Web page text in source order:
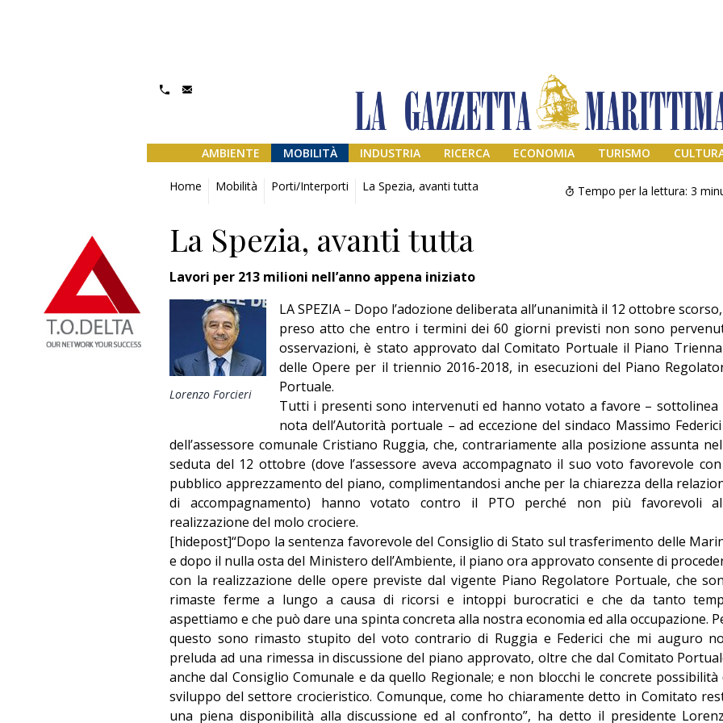
AMBIENTE MOBILITÀ INDUSTRIA RICERCA ECONOMIA TURISMO
Home Mobilità Porti/Interporti La Spezia, avanti tutta Tempo per la lettura: 3
La Spezia, avanti tutta
Lavori per 213 milioni nell’anno appena iniziato
Lorenzo Forcieri
LA SPEZIA – Dopo l’adozione deliberata all’unanimità il 12 ottobre
preso atto che entro i termini dei 60 giorni previsti non sono
osservazioni, è stato approvato dal Comitato Portuale il Piano
delle Opere per il triennio 2016-2018, in esecuzioni del Piano
Portuale.
Tutti i presenti sono intervenuti ed hanno votato a favore – sottolinea
nota dell’Autorità portuale – ad eccezione del sindaco Massimo
dell’assessore comunale Cristiano Ruggia, che, contrariamente alla posizione assunta
seduta del 12 ottobre (dove l’assessore aveva accompagnato il suo voto favorevole
pubblico apprezzamento del piano, complimentandosi anche per la chiarezza della
di accompagnamento) hanno votato contro il PTO perché non più favorevoli
realizzazione del molo crociere.
[hidepost]“Dopo la sentenza favorevole del Consiglio di Stato sul trasferimento delle
e dopo il nulla osta del Ministero dell’Ambiente, il piano ora approvato consente di
con la realizzazione delle opere previste dal vigente Piano Regolatore Portuale, che
rimaste ferme a lungo a causa di ricorsi e intoppi burocratici e che da tanto
aspettiamo e che può dare una spinta concreta alla nostra economia ed alla occupazione.
questo sono rimasto stupito del voto contrario di Ruggia e Federici che mi auguro
preluda ad una rimessa in discussione del piano approvato, oltre che dal Comitato
anche dal Consiglio Comunale e da quello Regionale; e non blocchi le concrete possibilità
sviluppo del settore crocieristico. Comunque, come ho chiaramente detto in Comitato
una piena disponibilità alla discussione ed al confronto”, ha detto il presidente
Il provvisorio
permanente